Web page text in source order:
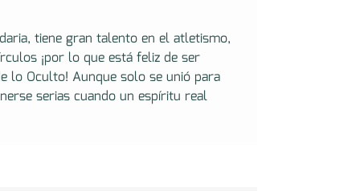
tiene gran talento en el atletismo,
¡por lo que está feliz de ser
lo Oculto! Aunque solo se unió para
serias cuando un espíritu real